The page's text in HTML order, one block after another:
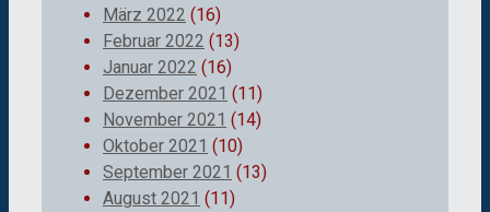
März 2022 (16)
Februar 2022 (13)
Januar 2022 (16)
Dezember 2021 (11)
November 2021 (14)
Oktober 2021 (10)
September 2021 (13)
August 2021 (11)